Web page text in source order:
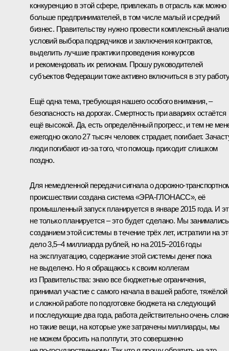
конкуренцию в этой сфере, привлекать в отрасль как можно
больше предпринимателей, в том числе малый и средний
бизнес. Правительству нужно провести комплексный анализ
условий выбора подрядчиков и заключения контрактов,
выделить лучшие практики проведения конкурсов
и рекомендовать их регионам. Прошу руководителей
субъектов Федерации тоже активно включиться в эту
Ещё одна тема, требующая нашего особого внимания, –
безопасность на дорогах. Смертность при авариях остаётся
ещё высокой. Да, есть определённый прогресс, и тем не
ежегодно около 27 тысяч человек страдает, погибает.
люди погибают из‑за того, что помощь приходит слишком
поздно.
Для немедленной передачи сигнала о дорожно-
происшествии создана система «ЭРА-ГЛОНАСС», её
промышленный запуск планируется в январе 2015 года. И
не только планируется – это будет сделано. Мы занимались
созданием этой системы в течение трёх лет, истратили на
дело 3,5–4 миллиарда рублей, но на 2015–2016 годы
на эксплуатацию, содержание этой системы денег пока
не выделено. Но я обращаюсь к своим коллегам
из Правительства: знаю все бюджетные ограничения,
принимал участие с самого начала в вашей работе, тяжёлой
и сложной работе по подготовке бюджета на следующий
и последующие два года, работа действительно очень
но такие вещи, на которые уже затрачены миллиарды, мы
не можем бросить на полпути, это совершенно